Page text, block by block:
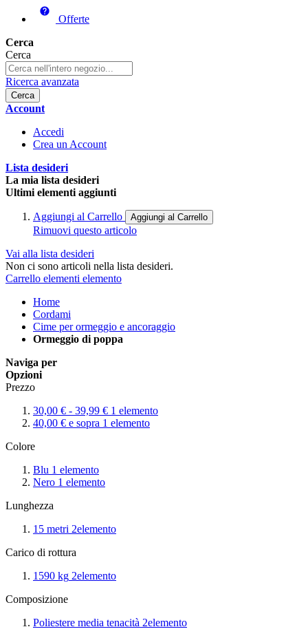
Offerte
Cerca
Cerca
Ricerca avanzata
Cerca
Account
Accedi
Crea un Account
Lista desideri
La mia lista desideri
Ultimi elementi aggiunti
Aggiungi al Carrello Aggiungi al Carrello
Rimuovi questo articolo
Vai alla lista desideri
Non ci sono articoli nella lista desideri.
Carrello elementi elemento
Home
Cordami
Cime per ormeggio e ancoraggio
Ormeggio di poppa
Naviga per
Opzioni
Prezzo
30,00 € - 39,99 € 1 elemento
40,00 € e sopra 1 elemento
Colore
Blu 1 elemento
Nero 1 elemento
Lunghezza
15 metri 2elemento
Carico di rottura
1590 kg 2elemento
Composizione
Poliestere media tenacità 2elemento